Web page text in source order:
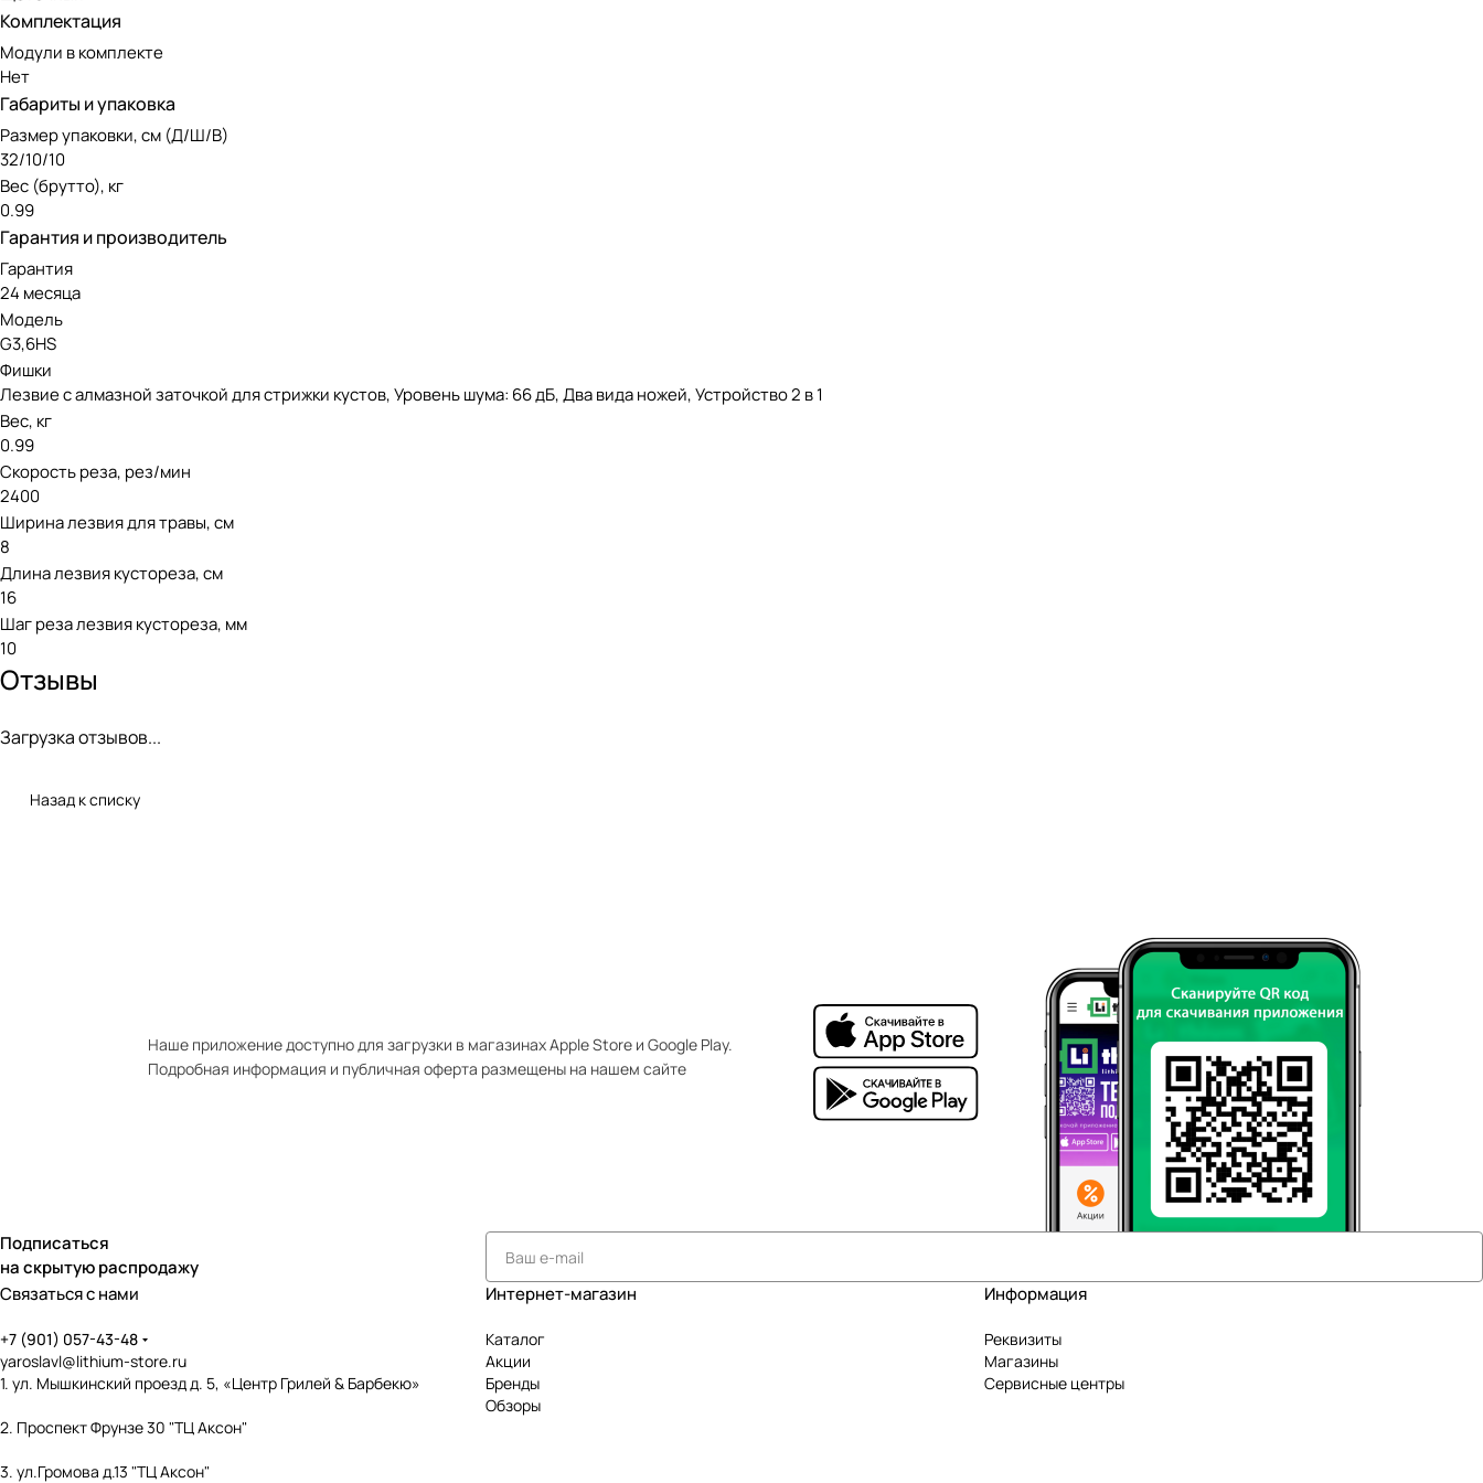
Комплектация
Модули в комплекте
Нет
Габариты и упаковка
Размер упаковки, см (Д/Ш/В)
32/10/10
Вес (брутто), кг
0.99
Гарантия и производитель
Гарантия
24 месяца
Модель
G3,6HS
Фишки
Лезвие с алмазной заточкой для стрижки кустов, Уровень шума: 66 дБ, Два вида ножей, Устройство 2 в 1
Вес, кг
0.99
Скорость реза, рез/мин
2400
Ширина лезвия для травы, см
8
Длина лезвия кустореза, см
16
Шаг реза лезвия кустореза, мм
10
Отзывы
Загрузка отзывов...
Назад к списку
Наше приложение доступно для загрузки в магазинах Apple Store и Google Play.
Подробная информация и публичная оферта размещены на нашем сайте
Подписаться
на скрытую распродажу
Связаться с нами
+7 (901) 057-43-48
yaroslavl@lithium-store.ru
1. ул. Мышкинский проезд д. 5, «Центр Грилей & Барбекю»
2. Проспект Фрунзе 30 "ТЦ Аксон"
3. ул.Громова д.13 "ТЦ Аксон"
Интернет-магазин
Каталог
Акции
Бренды
Обзоры
Информация
Реквизиты
Магазины
Сервисные центры